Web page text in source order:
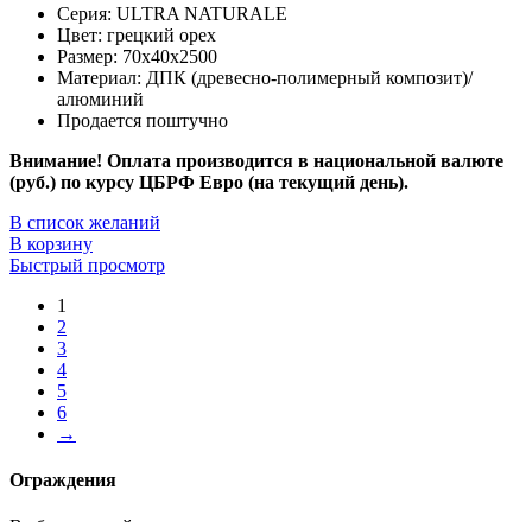
Серия: ULTRA NATURALE
Цвет: грецкий орех
Размер: 70х40х2500
Материал: ДПК (древесно-полимерный композит)/
алюминий
Продается поштучно
Внимание! Оплата производится в национальной валюте
(руб.) по курсу ЦБРФ Евро (на текущий день).
В список желаний
В корзину
Быстрый просмотр
1
2
3
4
5
6
→
Ограждения